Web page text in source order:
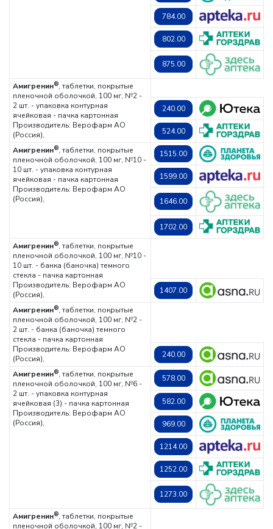
784.00
802.00
875.00
Амигренин®, таблетки, покрытые
пленочной оболочкой, 100 мг, №2 -
2 шт. - упаковка контурная
ячейковая - пачка картонная
Производитель: Верофарм АО
(Россия),
240.00
524.00
Амигренин®, таблетки, покрытые
пленочной оболочкой, 100 мг, №10 -
10 шт. - упаковка контурная
ячейковая - пачка картонная
Производитель: Верофарм АО
(Россия),
1515.00
1599.00
1646.00
1702.00
Амигренин®, таблетки, покрытые
пленочной оболочкой, 100 мг, №10 -
10 шт. - банка (баночка) темного
стекла - пачка картонная
Производитель: Верофарм АО
(Россия),
1407.00
Амигренин®, таблетки, покрытые
пленочной оболочкой, 100 мг, №2 -
2 шт. - банка (баночка) темного
стекла - пачка картонная
Производитель: Верофарм АО
(Россия),
240.00
Амигренин®, таблетки, покрытые
пленочной оболочкой, 100 мг, №6 -
2 шт. - упаковка контурная
ячейковая (3) - пачка картонная
Производитель: Верофарм АО
(Россия),
578.00
582.00
969.00
1214.00
1252.00
1273.00
Амигренин®, таблетки, покрытые
пленочной оболочкой, 100 мг, №2 -